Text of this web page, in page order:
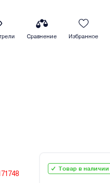
Сравнение Избранное
Товар в наличии